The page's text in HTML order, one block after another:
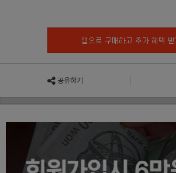
공유하기